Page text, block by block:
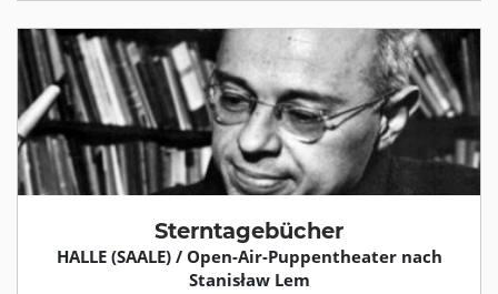
Sterntagebücher
HALLE (SAALE) / Open-Air-Puppentheater nach
Stanisław Lem